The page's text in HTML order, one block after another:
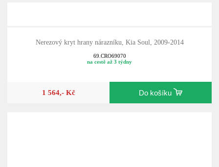
Nerezový kryt hrany nárazníku, Kia Soul, 2009-2014
69.CRO69070
na cestě až 3 týdny
1 564,- Kč Do košíku